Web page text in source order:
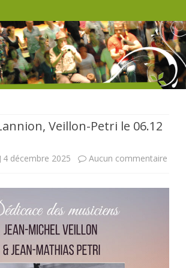
Veillon-Petri le 06.12
4 décembre 2025 Aucun commentaire